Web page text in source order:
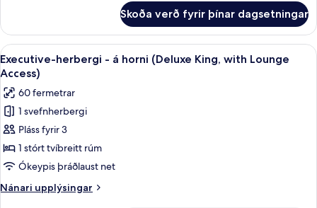
Lounge
Access)
herbergi
reyklaust
(Deluxe
with
Lounge
Access)
Skoða verð fyrir þínar dagsetningar
Skoða
allar
myndir
fyrir
Executive-
herbergi
-
á
horni
(Deluxe
Executive-herbergi - á horni
25
Executive-herbergi - á horni (Deluxe King, with Lounge
Access)
60 fermetrar
1 svefnherbergi
Pláss fyrir 3
1 stórt tvíbreitt rúm
Ókeypis þráðlaust net
Nánari upplýsingar
Nánari